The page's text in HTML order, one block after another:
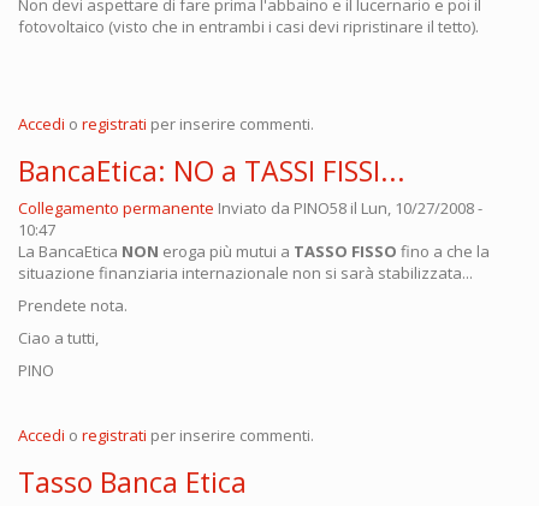
fotovoltaico (visto che in entrambi i casi devi ripristinare il tetto).
Accedi o registrati per inserire commenti.
BancaEtica: NO a TASSI FISSI...
Collegamento permanente Inviato da PINO58 il Lun, 10/27/2008 -
10:47
La BancaEtica NON eroga più mutui a TASSO FISSO fino a che la
situazione finanziaria internazionale non si sarà stabilizzata...
Prendete nota.
Ciao a tutti,
PINO
Accedi o registrati per inserire commenti.
Tasso Banca Etica